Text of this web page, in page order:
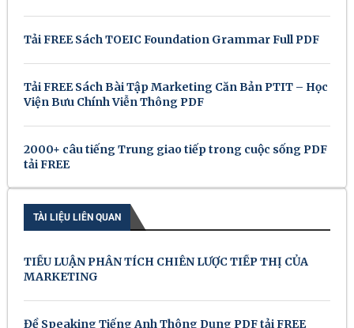
Tải FREE Sách TOEIC Foundation Grammar Full PDF
Tải FREE Sách Bài Tập Marketing Căn Bản PTIT – Học
Viện Bưu Chính Viễn Thông PDF
2000+ câu tiếng Trung giao tiếp trong cuộc sống PDF
tải FREE
TÀI LIỆU LIÊN QUAN
TIỂU LUẬN PHÂN TÍCH CHIÊN LƯỢC TIẾP THỊ CỦA
MARKETING
Đề Speaking Tiếng Anh Thông Dụng PDF tải FREE